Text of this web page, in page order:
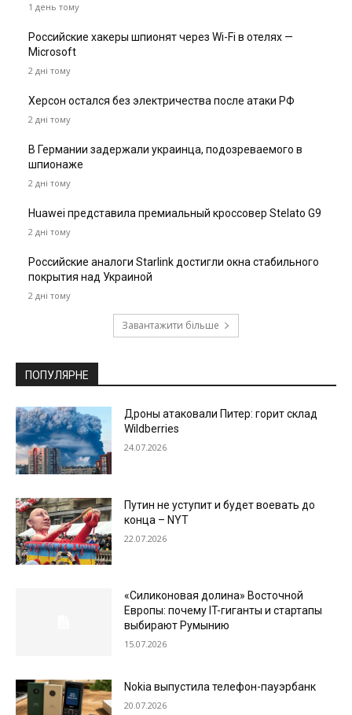
1 день тому
Российские хакеры шпионят через Wi-Fi в отелях —
Microsoft
2 дні тому
Херсон остался без электричества после атаки РФ
2 дні тому
В Германии задержали украинца, подозреваемого в
шпионаже
2 дні тому
Huawei представила премиальный кроссовер Stelato G9
2 дні тому
Российские аналоги Starlink достигли окна стабильного
покрытия над Украиной
2 дні тому
Завантажити більше
ПОПУЛЯРНЕ
Дроны атаковали Питер: горит склад
Wildberries
24.07.2026
Путин не уступит и будет воевать до
конца – NYT
22.07.2026
«Силиконовая долина» Восточной
Европы: почему IT-гиганты и стартапы
выбирают Румынию
15.07.2026
Nokia выпустила телефон-пауэрбанк
20.07.2026